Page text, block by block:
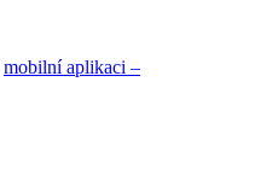
mobilní aplikaci –